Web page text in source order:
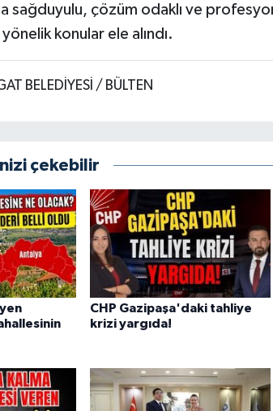
sağduyulu, çözüm odaklı ve
konular ele alındı.
BELEDİYESİ / BÜLTEN
çekebilir
CHP Gazipaşa'daki tahliye
krizi yargıda!